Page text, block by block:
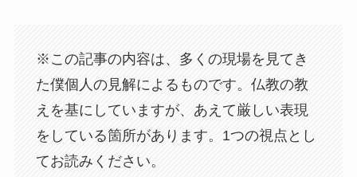
※この記事の内容は、多くの現場を見てき
た僕個人の見解によるものです。仏教の教
えを基にしていますが、あえて厳しい表現
をしている箇所があります。1つの視点とし
てお読みください。